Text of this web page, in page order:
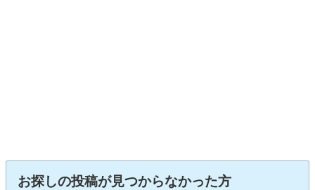
お探しの投稿が見つからなかった方